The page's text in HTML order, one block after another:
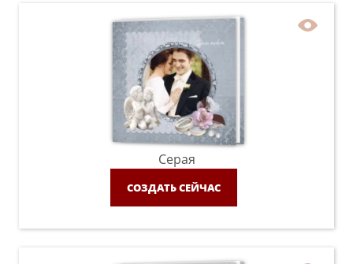
Серая
СОЗДАТЬ СЕЙЧАС